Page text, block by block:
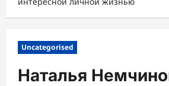
Uncategorised
Наталья